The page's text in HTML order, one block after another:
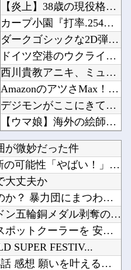
【炎上】38歳の現役格闘家さん「批判覚悟で言います。19歳の彼女と結婚しました」→案の定オ...
カープ小園『打率.254』坂倉『打率.255』←これ他
ダークゴシックな2D弾幕STG『カラドリウス2』発売決定！他
ドイツ空港のウクライナ輸送機に自爆ドローン接近、見つけた空港職員が蹴り落とす…高性能プラス...
西川貴教アニキ、ミュージックステーションで”魅惑のマーメイド達と限界突破”してしまうｗｗｗ...
AmazonのアツさMax！心も踊る「マンガ毎週末セール（50%還元）」2日目襲来！他
デジモンがここにきて過去最高益、2000年のアニメ放送当時を上回る他
【ウマ娘】海外の絵師が描いた味付けの濃いウマ娘からしか得られない栄養素はある他
文科省が女性専用の研究者支援制度を導入、それに対して子育て負担に苦しむ若手男性研究者は……...
【悲報】佐藤二朗さん主演の「踊る」スピンオフ作品、結局撮影中止が決定wwwwwwwwwww...
【お誕生日】逢田さん（34）の奇行・奇言で打線組んだ・・・他
【速報】日本赤十字社、韓国に超希少血液Jr(a-)を提供「韓国内では適合する血液を確保でき...
スタバで大量にいるMacBookいじってるやつって何やってんの？他
韓国人「我が国がクウェート戦で行った審判買収が本当に深刻である理由がこちら…」→「これはダ...
ワンピース原作者・尾田栄一郎「飛行能力が5種しか確認されてないのはペルが聞いた範囲なだけ」...
韓国メディア「幻となった女性天皇。日本皇族に韓半島の男の血が入る可能性がゼロに・・・」他
が微妙だった件
J2開幕戦、最多観客数更新の可能性「やばい！」 チケット6万...
大丈夫か
怖いのは幽霊より人間なのか？ 暴力団にまつわる怖い話傑作7選
韓国人「韓国代表がロンドン五輪銅メダル剥奪の危機！海外メディ...
アマゾン売り上げ１位のスポットクーラーを 安く買った 今日設...
SUPER FESTIV...
【ひめごう 最終回】 第24話 感想 願いを叶える流星群【姫...